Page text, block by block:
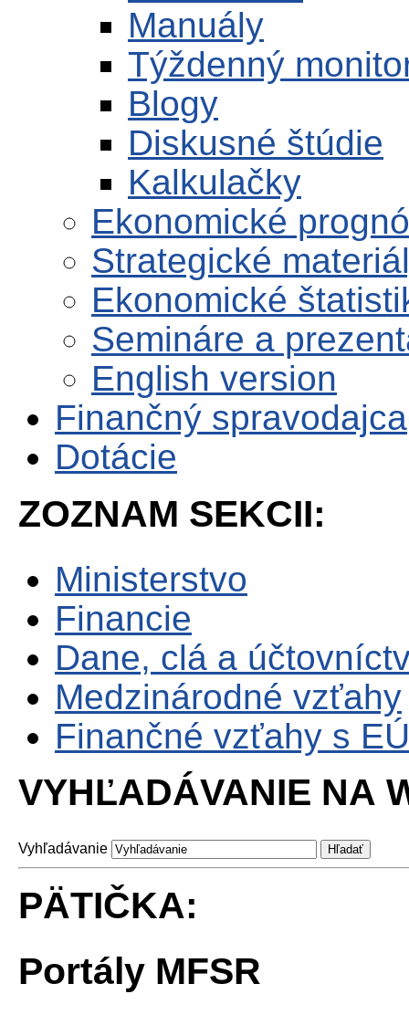
Manuály
Týždenný
Blogy
Diskusné štúdie
Kalkulačky
Ekonomické
Strategické
Ekonomické
Semináre a
English version
Finančný spravodajca
Dotácie
ZOZNAM SEKCII:
Ministerstvo
Financie
Dane, clá a
Medzinárodné vzťahy
Finančné vzťahy s EÚ
VYHĽADÁVANIE NA
Vyhľadávanie
PÄTIČKA:
Portály MFSR